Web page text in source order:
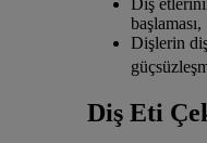
Diş
başlaması,
Dişlerin
Diş Eti